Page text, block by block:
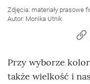
Zdjęcia: materiały prasowe
Autor: Monika Utnik
Przy wyborze
także wielkość i